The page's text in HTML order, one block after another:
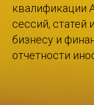
квалификации
сессий, статей
бизнесу и
отчетности